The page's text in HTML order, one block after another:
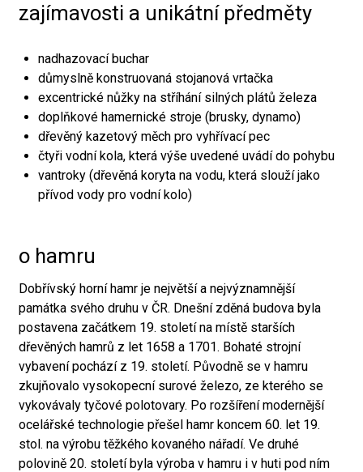
zajímavosti a unikátní předměty
nadhazovací buchar
důmyslně konstruovaná stojanová vrtačka
excentrické nůžky na stříhání silných plátů železa
doplňkové hamernické stroje (brusky, dynamo)
dřevěný kazetový měch pro vyhřívací pec
čtyři vodní kola, která výše uvedené uvádí do pohybu
vantroky (dřevěná koryta na vodu, která slouží jako
přívod vody pro vodní kolo)
o hamru
Dobřívský horní hamr je největší a nejvýznamnější
památka svého druhu v ČR. Dnešní zděná budova byla
postavena začátkem 19. století na místě starších
dřevěných hamrů z let 1658 a 1701. Bohaté strojní
vybavení pochází z 19. století. Původně se v hamru
zkujňovalo vysokopecní surové železo, ze kterého se
vykovávaly tyčové polotovary. Po rozšíření modernější
ocelářské technologie přešel hamr koncem 60. let 19.
stol. na výrobu těžkého kovaného nářadí. Ve druhé
polovině 20. století byla výroba v hamru i v huti pod ním